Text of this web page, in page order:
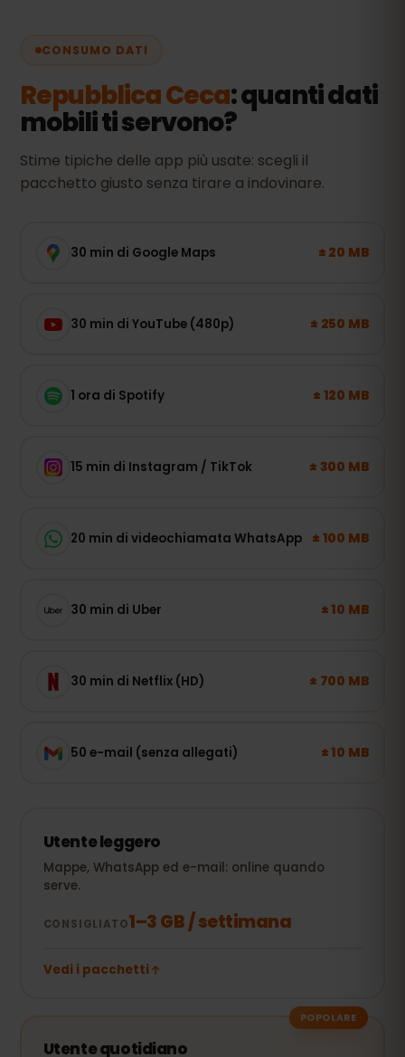
CONSUMO DATI
Repubblica Ceca: quanti dati
mobili ti servono?
Stime tipiche delle app più usate: scegli il
pacchetto giusto senza tirare a indovinare.
30 min di Google Maps ± 20 MB
30 min di YouTube (480p) ± 250 MB
1 ora di Spotify ± 120 MB
15 min di Instagram / TikTok ± 300 MB
20 min di videochiamata WhatsApp ± 100 MB
30 min di Uber ± 10 MB
30 min di Netflix (HD) ± 700 MB
50 e-mail (senza allegati) ± 10 MB
Utente leggero
Mappe, WhatsApp ed e-mail: online quando
serve.
CONSIGLIATO1–3 GB / settimana
Vedi i pacchetti
POPOLARE
Utente quotidiano